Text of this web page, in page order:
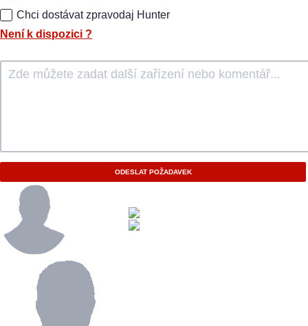
Chci dostávat zpravodaj Hunter
Není k dispozici ?
ODESLAT POŽADAVEK